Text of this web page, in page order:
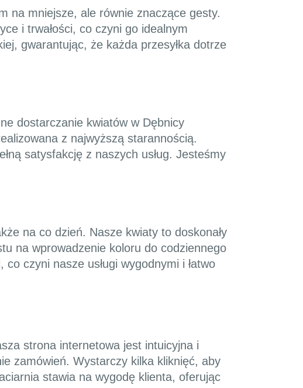
na mniejsze, ale równie znaczące gesty.
i trwałości, co czyni go idealnym
gwarantując, że każda przesyłka dotrze
dostarczanie kwiatów w Dębnicy
z najwyższą starannością.
satysfakcję z naszych usług. Jesteśmy
na co dzień. Nasze kwiaty to doskonały
na wprowadzenie koloru do codziennego
czyni nasze usługi wygodnymi i łatwo
strona internetowa jest intuicyjna i
zamówień. Wystarczy kilka kliknięć, aby
stawia na wygodę klienta, oferując